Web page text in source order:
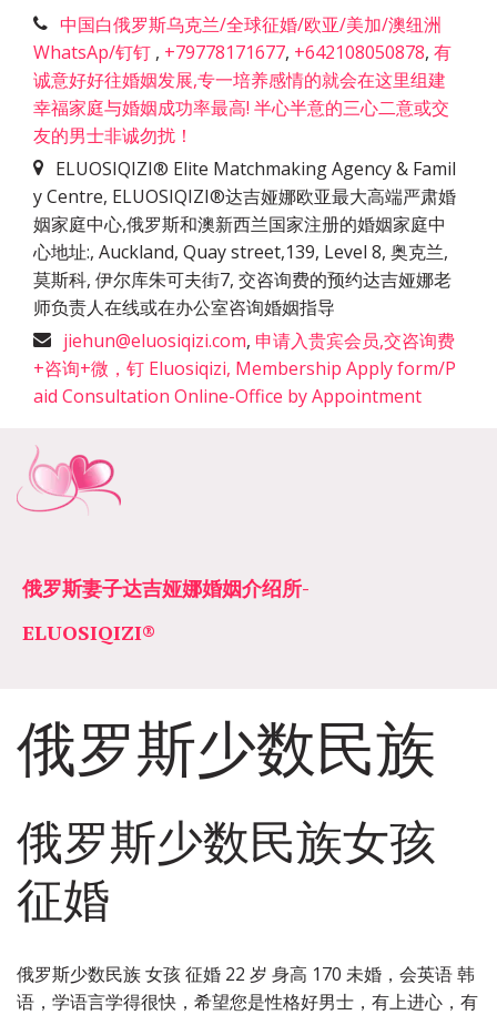
中国白俄罗斯乌克兰/全球征婚/欧亚/美加/澳纽洲
WhatsAp/钉钉 , +79778171677, +642108050878, 有
诚意好好往婚姻发展,专一培养感情的就会在这里组建
幸福家庭与婚姻成功率最高! 半心半意的三心二意或交
友的男士非诚勿扰！
ELUOSIQIZI® Elite Matchmaking Agency & Famil
y Centre, ELUOSIQIZI®达吉娅娜欧亚最大高端严肃婚
姻家庭中心,俄罗斯和澳新西兰国家注册的婚姻家庭中
心地址:, Auckland, Quay street,139, Level 8, 奥克兰,
莫斯科, 伊尔库朱可夫街7, 交咨询费的预约达吉娅娜老
师负责人在线或在办公室咨询婚姻指导
jiehun@eluosiqizi.com, 申请入贵宾会员,交咨询费
+咨询+微，钉 Eluosiqizi, Membership Apply form/P
aid Consultation Online-Office by Appointment
俄罗斯妻子达吉娅娜婚姻介绍所­­
ELUOSIQIZI®
俄罗斯少数民族
俄罗斯少数民族女孩
征婚
​俄罗斯少数民族 女孩 征婚 22 岁 身高 170 未婚，会英语 韩
语，学语言学得很快，希望您是性格好男士，有上进心，有